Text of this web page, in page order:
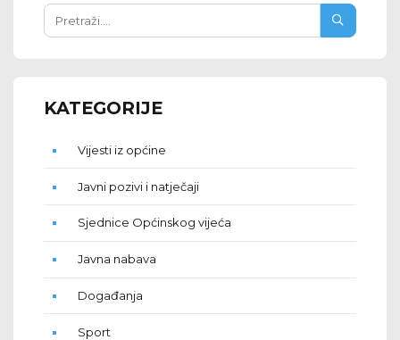
KATEGORIJE
Vijesti iz općine
Javni pozivi i natječaji
Sjednice Općinskog vijeća
Javna nabava
Događanja
Sport